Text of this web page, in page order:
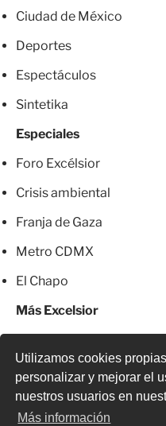
Utilizamos cookies
personalizar y mejorar el
nuestros usuarios en
Más información
Ciudad de México
Deportes
Espectáculos
Sintetika
Especiales
Foro Excélsior
Crisis ambiental
Franja de Gaza
Metro CDMX
El Chapo
Más Excelsior
© 2026 Todos los derechos
o parcial, incluyendo